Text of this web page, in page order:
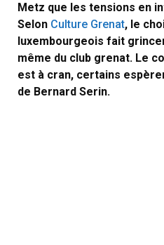
Metz que les tensions en
Selon Culture Grenat, le
luxembourgeois fait
même du club grenat. Le
est à cran, certains
de Bernard Serin.